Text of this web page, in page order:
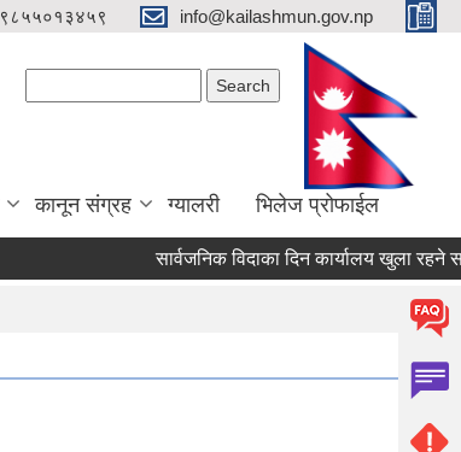
९८५५०१३४५९ info@kailashmun.gov.np
कानून संग्रह ग्यालरी भिलेज प्रोफाईल
सार्वजनिक विदाका दिन कार्यालय खुला रहने